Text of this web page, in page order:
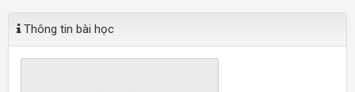
Thông tin bài học